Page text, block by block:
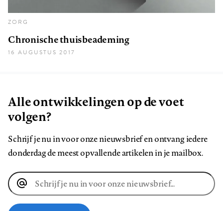
ZORG
Chronische thuisbeademing
16 AUGUSTUS 2017
Alle ontwikkelingen op de voet
volgen?
Schrijf je nu in voor onze nieuwsbrief en ontvang iedere
donderdag de meest opvallende artikelen in je mailbox.
E-
mailadres